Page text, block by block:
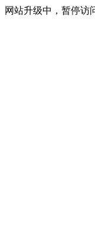
网站升级中，暂停访